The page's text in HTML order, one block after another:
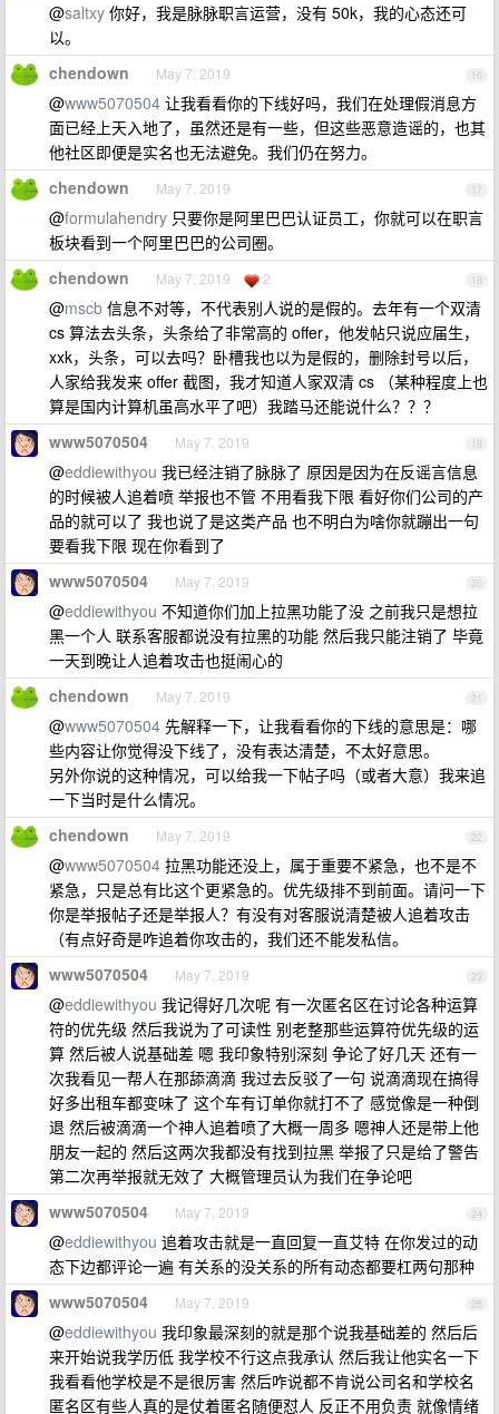
@saltxy 你好，我是脉脉职言运营，没有 50k，我的心态还可
以。
16
chendown May 7, 2019
@www5070504 让我看看你的下线好吗，我们在处理假消息方
面已经上天入地了，虽然还是有一些，但这些恶意造谣的，也其
他社区即便是实名也无法避免。我们仍在努力。
17
chendown May 7, 2019
@formulahendry 只要你是阿里巴巴认证员工，你就可以在职言
板块看到一个阿里巴巴的公司圈。
18
chendown May 7, 2019 2
@mscb 信息不对等，不代表别人说的是假的。去年有一个双清
cs 算法去头条，头条给了非常高的 offer，他发帖只说应届生，
xxk，头条，可以去吗？卧槽我也以为是假的，删除封号以后，
人家给我发来 offer 截图，我才知道人家双清 cs （某种程度上也
算是国内计算机虽高水平了吧）我踏马还能说什么？？？
19
www5070504 May 7, 2019
@eddiewithyou 我已经注销了脉脉了 原因是因为在反谣言信息
的时候被人追着喷 举报也不管 不用看我下限 看好你们公司的产
品的就可以了 我也说了是这类产品 也不明白为啥你就蹦出一句
要看我下限 现在你看到了
20
www5070504 May 7, 2019
@eddiewithyou 不知道你们加上拉黑功能了没 之前我只是想拉
黑一个人 联系客服都说没有拉黑的功能 然后我只能注销了 毕竟
一天到晚让人追着攻击也挺闹心的
21
chendown May 7, 2019
@www5070504 先解释一下，让我看看你的下线的意思是：哪
些内容让你觉得没下线了，没有表达清楚，不太好意思。
另外你说的这种情况，可以给我一下帖子吗（或者大意）我来追
一下当时是什么情况。
22
chendown May 7, 2019
@www5070504 拉黑功能还没上，属于重要不紧急，也不是不
紧急，只是总有比这个更紧急的。优先级排不到前面。请问一下
你是举报帖子还是举报人？有没有对客服说清楚被人追着攻击
（有点好奇是咋追着你攻击的，我们还不能发私信。
23
www5070504 May 7, 2019
@eddiewithyou 我记得好几次呢 有一次匿名区在讨论各种运算
符的优先级 然后我说为了可读性 别老整那些运算符优先级的运
算 然后被人说基础差 嗯 我印象特别深刻 争论了好几天 还有一
次我看见一帮人在那舔滴滴 我过去反驳了一句 说滴滴现在搞得
好多出租车都变味了 这个车有订单你就打不了 感觉像是一种倒
退 然后被滴滴一个神人追着喷了大概一周多 嗯神人还是带上他
朋友一起的 然后这两次我都没有找到拉黑 举报了只是给了警告
第二次再举报就无效了 大概管理员认为我们在争论吧
24
www5070504 May 7, 2019
@eddiewithyou 追着攻击就是一直回复一直艾特 在你发过的动
态下边都评论一遍 有关系的没关系的所有动态都要杠两句那种
25
www5070504 May 7, 2019
@eddiewithyou 我印象最深刻的就是那个说我基础差的 然后后
来开始说我学历低 我学校不行这点我承认 然后我让他实名一下
我看看他学校是不是很厉害 然后咋说都不肯说公司名和学校名
匿名区有些人真的是仗着匿名随便怼人 反正不用负责 就像情绪